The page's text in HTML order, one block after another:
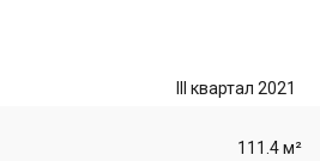
III квартал 2021
111.4 м²